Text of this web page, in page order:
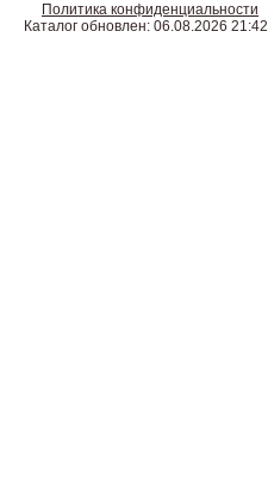
Политика конфиденциальности
Каталог обновлен: 06.08.2026 21:42